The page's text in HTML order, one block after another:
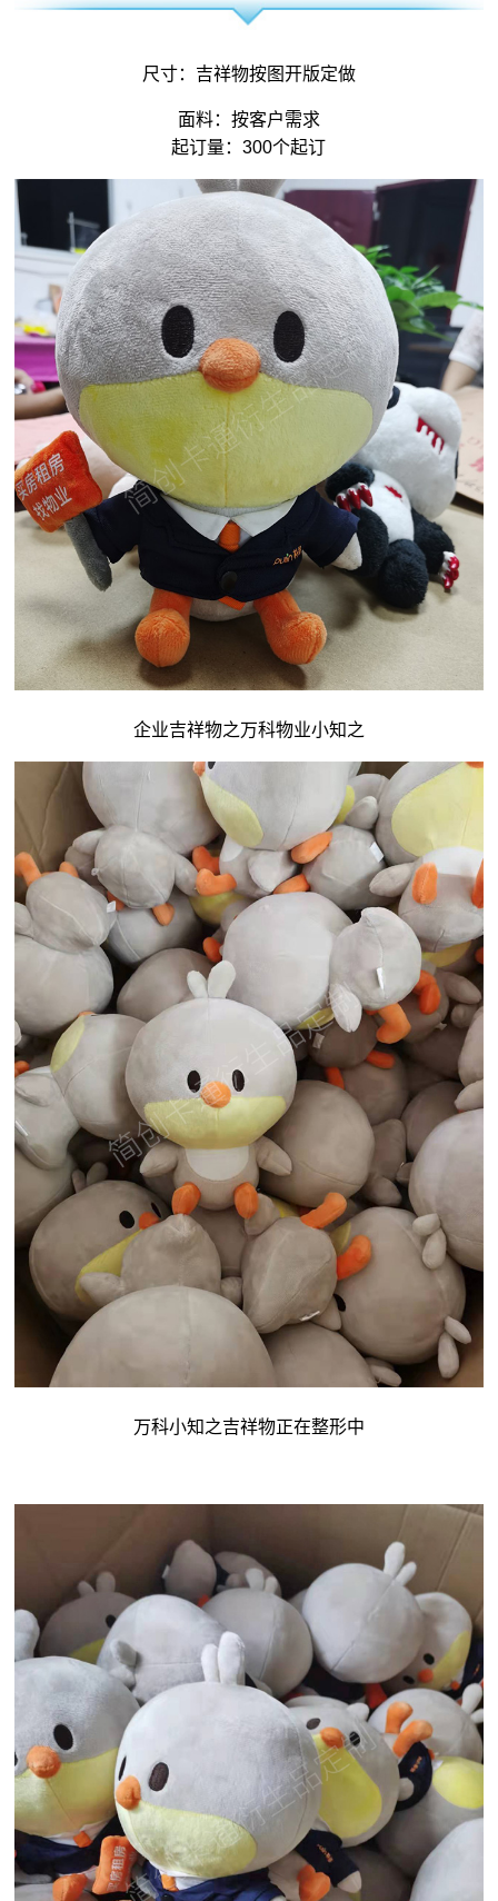
尺寸： 吉祥物按图开版定做
面料：按客户需求
起订量：300个起订
企业吉祥物之万科物业小知之
万科小知之吉祥物正在整形中